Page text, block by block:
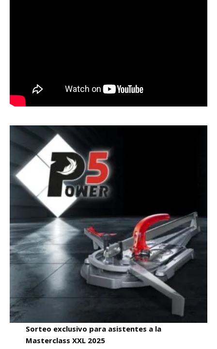
Sorteo exclusivo para asistentes a la
Masterclass XXL 2025